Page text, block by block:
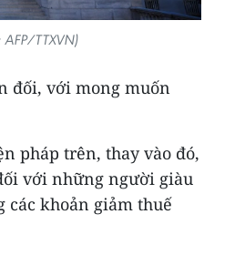
TTXVN)
đối, với mong muốn
pháp trên, thay vào đó,
với những người giàu
các khoản giảm thuế